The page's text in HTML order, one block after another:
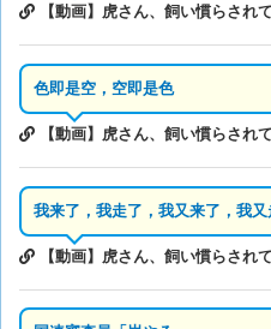
【動画】虎さん、飼い慣らされ
色即是空，空即是色
【動画】虎さん、飼い慣らされ
我来了，我走了，我又来了，我
【動画】虎さん、飼い慣らされ